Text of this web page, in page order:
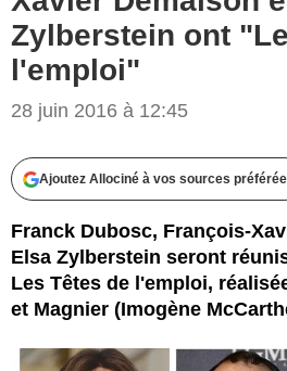
Zylberstein ont
l'emploi"
28 juin 2016 à 12:45
Ajoutez Allociné à vos sources
Franck Dubosc, François-
Elsa Zylberstein seront
Les Têtes de l'emploi,
et Magnier (Imogène
Bestimage /